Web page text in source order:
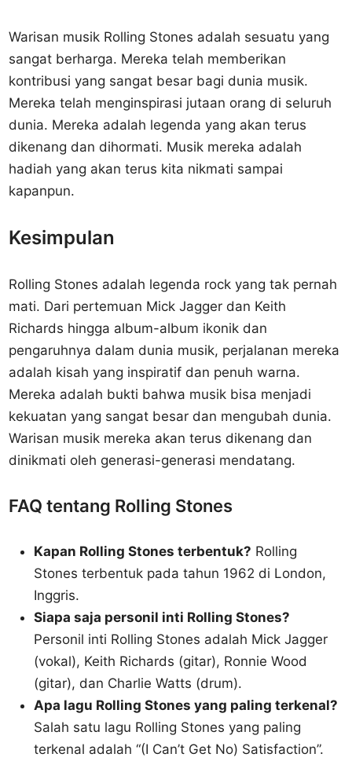
Warisan musik Rolling Stones adalah sesuatu yang
sangat berharga. Mereka telah memberikan
kontribusi yang sangat besar bagi dunia musik.
Mereka telah menginspirasi jutaan orang di seluruh
dunia. Mereka adalah legenda yang akan terus
dikenang dan dihormati. Musik mereka adalah
hadiah yang akan terus kita nikmati sampai
kapanpun.
Kesimpulan
Rolling Stones adalah legenda rock yang tak pernah
mati. Dari pertemuan Mick Jagger dan Keith
Richards hingga album-album ikonik dan
pengaruhnya dalam dunia musik, perjalanan mereka
adalah kisah yang inspiratif dan penuh warna.
Mereka adalah bukti bahwa musik bisa menjadi
kekuatan yang sangat besar dan mengubah dunia.
Warisan musik mereka akan terus dikenang dan
dinikmati oleh generasi-generasi mendatang.
FAQ tentang Rolling Stones
Kapan Rolling Stones terbentuk? Rolling
Stones terbentuk pada tahun 1962 di London,
Inggris.
Siapa saja personil inti Rolling Stones?
Personil inti Rolling Stones adalah Mick Jagger
(vokal), Keith Richards (gitar), Ronnie Wood
(gitar), dan Charlie Watts (drum).
Apa lagu Rolling Stones yang paling terkenal?
Salah satu lagu Rolling Stones yang paling
terkenal adalah “(I Can’t Get No) Satisfaction”.